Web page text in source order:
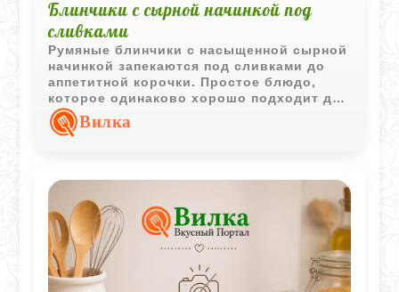
Блинчики с сырной начинкой под
сливками
Румяные блинчики с насыщенной сырной
начинкой запекаются под сливками до
аппетитной корочки. Простое блюдо,
которое одинаково хорошо подходит для
семейного завтрака или лёгкого ужина.
Вилка